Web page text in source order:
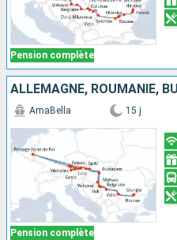
Pension complète
Pension complète
AmaBella 15 j